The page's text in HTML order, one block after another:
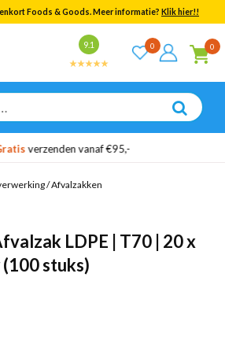
Foods & Goods. Meer informatie? Klik hier!!
9.1 0 0
alle resultaten
verzenden vanaf €95,-
/Afvalzakken
LDPE | T70 | 20 x
stuks)